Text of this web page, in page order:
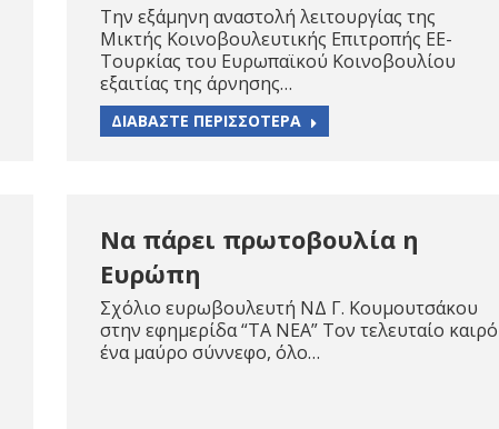
Την εξάμηνη αναστολή λειτουργίας της
Μικτής Κοινοβουλευτικής Επιτροπής ΕΕ-
Τουρκίας του Ευρωπαϊκού Κοινοβουλίου
εξαιτίας της άρνησης…
ΔΙΑΒΑΣΤΕ ΠΕΡΙΣΣΟΤΕΡΑ
Να πάρει πρωτοβουλία η
Ευρώπη
Σχόλιο ευρωβουλευτή ΝΔ Γ. Κουμουτσάκου
στην εφημερίδα “ΤΑ ΝΕΑ” Τον τελευταίο καιρό
ένα μαύρο σύννεφο, όλο…